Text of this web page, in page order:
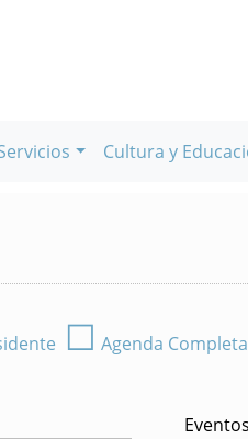
Cultura y
☐ Agenda Completa